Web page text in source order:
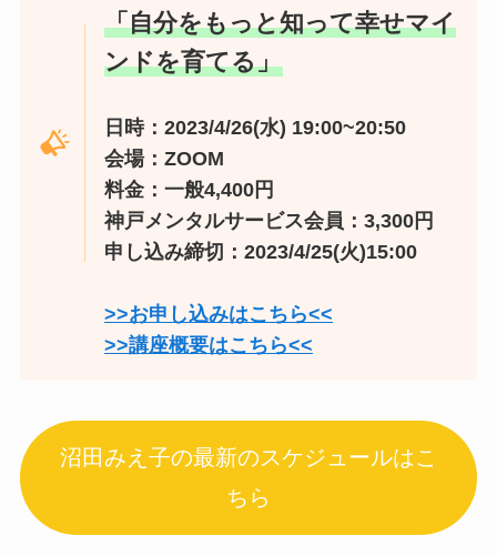
「自分をもっと知って幸せマイ
ンドを育てる」
日時：2023/4/26(水) 19:00~20:50
会場：ZOOM
料金：一般4,400円
神戸メンタルサービス会員：3,300円
申し込み締切：2023/4/25(火)15:00
>>お申し込みはこちら<<
>>講座概要はこちら<<
沼田みえ子の最新のスケジュールはこ
ちら